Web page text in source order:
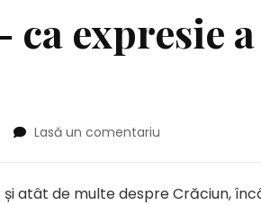
ca expresie
Lasă un comentariu
ca
atât de multe despre Crăciun,